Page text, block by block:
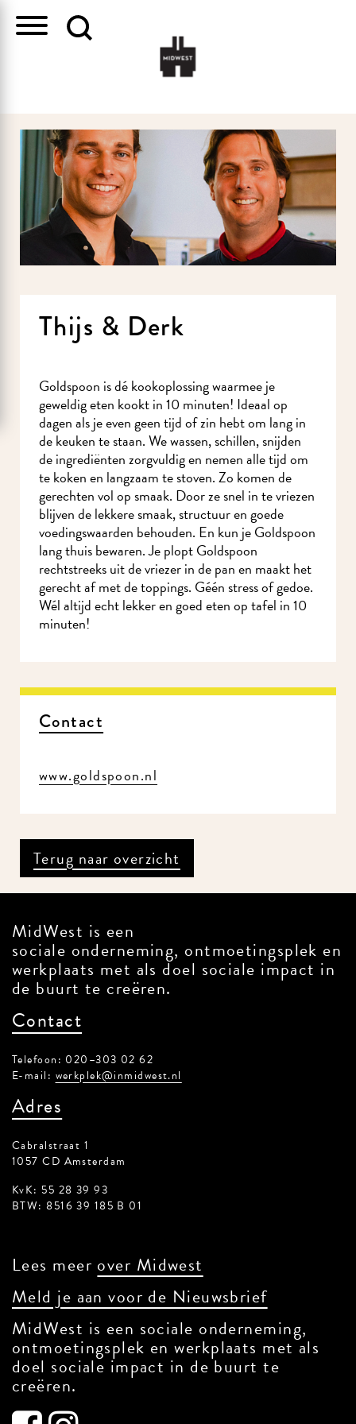
Thijs & Derk
Goldspoon is dé kookoplossing waarmee je
geweldig eten kookt in 10 minuten! Ideaal op
dagen als je even geen tijd of zin hebt om lang in
de keuken te staan. We wassen, schillen, snijden
de ingrediënten zorgvuldig en nemen alle tijd om
te koken en langzaam te stoven. Zo komen de
gerechten vol op smaak. Door ze snel in te vriezen
blijven de lekkere smaak, structuur en goede
voedingswaarden behouden. En kun je Goldspoon
lang thuis bewaren. Je plopt Goldspoon
rechtstreeks uit de vriezer in de pan en maakt het
gerecht af met de toppings. Géén stress of gedoe.
Wél altijd echt lekker en goed eten op tafel in 10
minuten!
Contact
www.goldspoon.nl
Terug naar overzicht
MidWest is een
sociale onderneming, ontmoetingsplek en
werkplaats met als doel sociale impact in
de buurt te creëren.
Contact
Telefoon: 020–303 02 62
E-mail: werkplek@inmidwest.nl
Adres
Cabralstraat 1
1057 CD Amsterdam
KvK: 55 28 39 93
BTW: 8516 39 185 B 01
Lees meer over Midwest
Meld je aan voor de Nieuwsbrief
MidWest is een sociale onderneming,
ontmoetingsplek en werkplaats met als
doel sociale impact in de buurt te
creëren.